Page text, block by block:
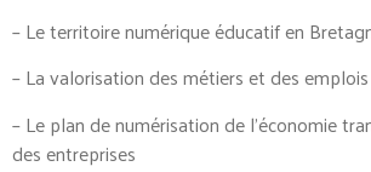
– Le territoire numérique éducatif en
– La valorisation des métiers et des
– Le plan de numérisation de l’économie
des entreprises